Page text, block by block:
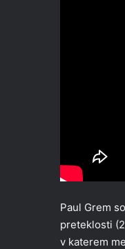
Paul Grem
preteklosti
v katerem